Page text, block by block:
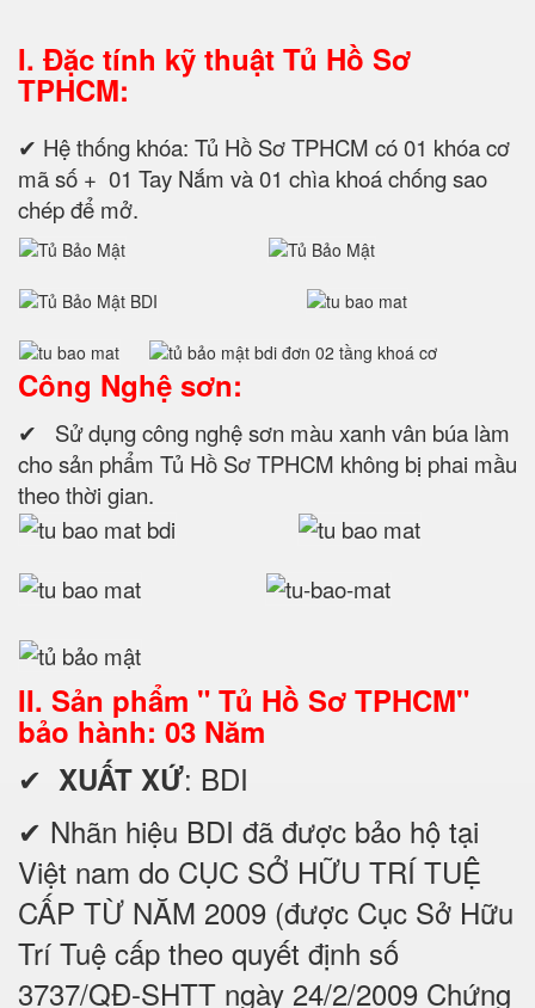
I. Đặc tính kỹ thuật Tủ Hồ Sơ
TPHCM:
✔ Hệ thống khóa: Tủ Hồ Sơ TPHCM có 01 khóa cơ
mã số + 01 Tay Nắm và 01 chìa khoá chống sao
chép để mở.
Công Nghệ sơn:
✔ Sử dụng công nghệ sơn màu xanh vân búa làm
cho sản phẩm Tủ Hồ Sơ TPHCM không bị phai mầu
theo thời gian.
II. Sản phẩm " Tủ Hồ Sơ TPHCM"
bảo hành: 03 Năm
✔ XUẤT XỨ: BDI
✔ Nhãn hiệu BDI đã được bảo hộ tại
Việt nam do CỤC SỞ HỮU TRÍ TUỆ
CẤP TỪ NĂM 2009 (được Cục Sở Hữu
Trí Tuệ cấp theo quyết định số
3737/QĐ-SHTT ngày 24/2/2009 Chứng